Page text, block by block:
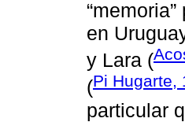
en
y Lara (
(Pi Hugarte,
particular